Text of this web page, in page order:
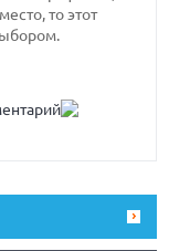
то этот